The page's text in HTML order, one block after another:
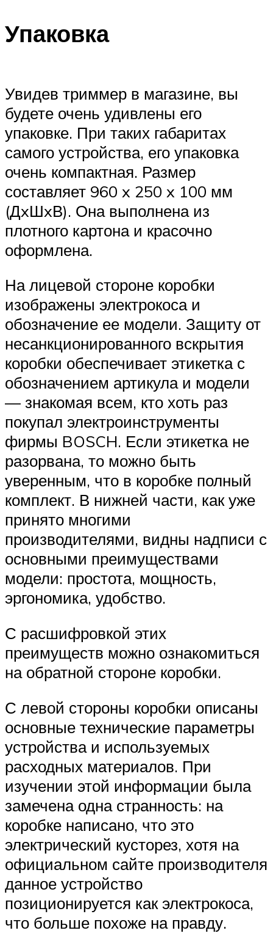
Упаковка
Увидев триммер в магазине, вы
будете очень удивлены его
упаковке. При таких габаритах
самого устройства, его упаковка
очень компактная. Размер
составляет 960 x 250 x 100 мм
(ДxШxВ). Она выполнена из
плотного картона и красочно
оформлена.
На лицевой стороне коробки
изображены электрокоса и
обозначение ее модели. Защиту от
несанкционированного вскрытия
коробки обеспечивает этикетка с
обозначением артикула и модели
— знакомая всем, кто хоть раз
покупал электроинструменты
фирмы BOSCH. Если этикетка не
разорвана, то можно быть
уверенным, что в коробке полный
комплект. В нижней части, как уже
принято многими
производителями, видны надписи с
основными преимуществами
модели: простота, мощность,
эргономика, удобство.
С расшифровкой этих
преимуществ можно ознакомиться
на обратной стороне коробки.
С левой стороны коробки описаны
основные технические параметры
устройства и используемых
расходных материалов. При
изучении этой информации была
замечена одна странность: на
коробке написано, что это
электрический кусторез, хотя на
официальном сайте производителя
данное устройство
позиционируется как электрокоса,
что больше похоже на правду.